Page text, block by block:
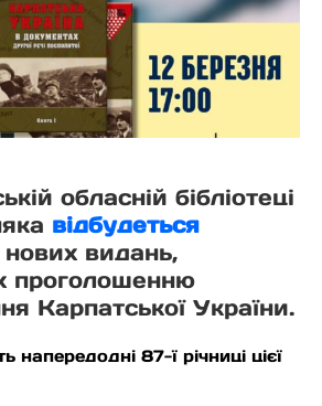
обласній бібліотеці
відбудеться
нових видань,
проголошенню
Карпатської України.
напередодні 87-ї річниці цієї